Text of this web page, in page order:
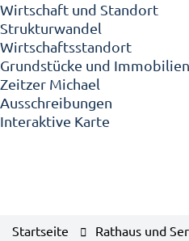
Wirtschaft und Standort
Strukturwandel
Wirtschaftsstandort
Grundstücke und Immobilien
Zeitzer Michael
Ausschreibungen
Interaktive Karte
Startseite Rathaus und